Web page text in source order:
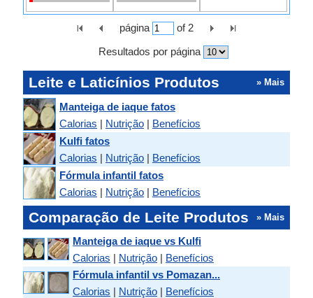
página of 2
Resultados por página
Leite e Laticínios Produtos » Mais
Manteiga de iaque fatos
Calorias | Nutrição | Benefícios
Kulfi fatos
Calorias | Nutrição | Benefícios
Fórmula infantil fatos
Calorias | Nutrição | Benefícios
Comparação de Leite Produtos » Mais
Manteiga de iaque vs Kulfi
Calorias | Nutrição | Benefícios
Fórmula infantil vs Pomazan...
Calorias | Nutrição | Benefícios